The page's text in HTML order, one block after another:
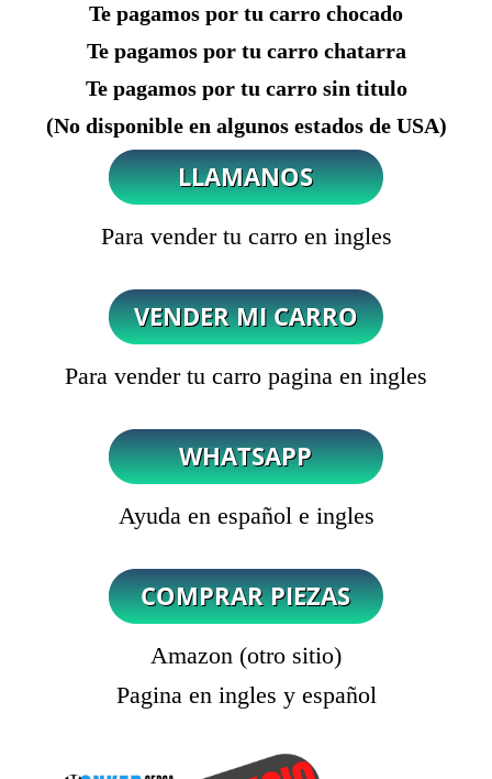
Te pagamos por tu carro chocado
Te pagamos por tu carro chatarra
Te pagamos por tu carro sin titulo
(No disponible en algunos estados de USA)
Para vender tu carro en ingles
Para vender tu carro pagina en ingles
Ayuda en español e ingles
Amazon (otro sitio)
Pagina en ingles y español